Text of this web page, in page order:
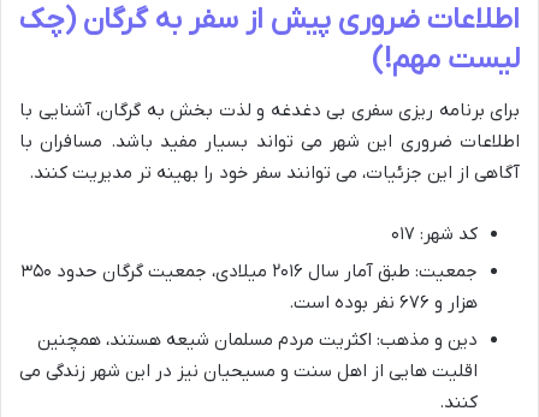
اطلاعات ضروری پیش از سفر به گرگان (چک
لیست مهم!)
برای برنامه ریزی سفری بی دغدغه و لذت بخش به گرگان، آشنایی با
اطلاعات ضروری این شهر می تواند بسیار مفید باشد. مسافران با
آگاهی از این جزئیات، می توانند سفر خود را بهینه تر مدیریت کنند.
کد شهر: ۰۱۷
جمعیت: طبق آمار سال ۲۰۱۶ میلادی، جمعیت گرگان حدود ۳۵۰
هزار و ۶۷۶ نفر بوده است.
دین و مذهب: اکثریت مردم مسلمان شیعه هستند، همچنین
اقلیت هایی از اهل سنت و مسیحیان نیز در این شهر زندگی می
کنند.